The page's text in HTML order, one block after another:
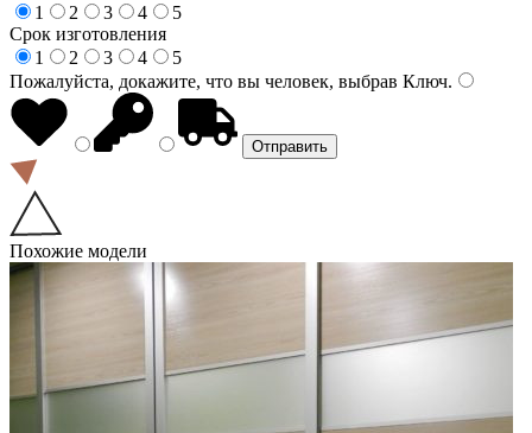
1
2 3 4
5
Срок изготовления
1
2 3 4
5
Пожалуйста, докажите, что вы человек, выбрав Ключ.
Похожие модели